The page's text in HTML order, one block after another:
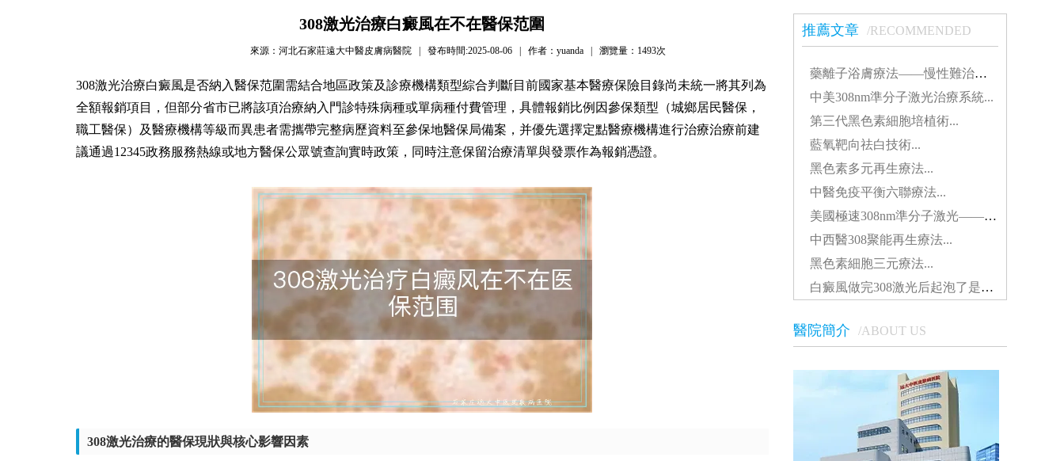
308激光治療白癜風在不在醫保范圍
來源：河北石家莊遠大中醫皮膚病醫院 | 發布時間:2025-08-06 | 作者：yuanda | 瀏覽量： 1493次
308激光治療白癜風是否納入醫保范圍需結合地區政策及診療機構類型綜合判斷目前國家基本醫療保險目錄尚未統一將其列為
全額報銷項目，但部分省市已將該項治療納入門診特殊病種或單病種付費管理，具體報銷比例因參保類型（城鄉居民醫保，
職工醫保）及醫療機構等級而異患者需攜帶完整病歷資料至參保地醫保局備案，并優先選擇定點醫療機構進行治療治療前建
議通過12345政務服務熱線或地方醫保公眾號查詢實時政策，同時注意保留治療清單與發票作為報銷憑證。
308激光治療的醫保現狀與核心影響因素
推薦文章 /RECOMMENDED
藥離子浴膚療法——慢性難治性白斑患者的...
中美308nm準分子激光治療系統...
第三代黑色素細胞培植術...
藍氧靶向祛白技術...
黑色素多元再生療法...
中醫免疫平衡六聯療法...
美國極速308nm準分子激光——治療白癜風的核心技術...
中西醫308聚能再生療法...
黑色素細胞三元療法...
白癜風做完308激光后起泡了是什么原因...
醫院簡介 /ABOUT US